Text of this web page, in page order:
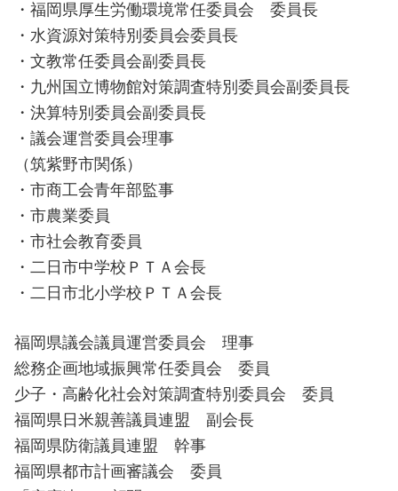
・福岡県厚生労働環境常任委員会 委員長
・水資源対策特別委員会委員長
・文教常任委員会副委員長
・九州国立博物館対策調査特別委員会副委員長
・決算特別委員会副委員長
・議会運営委員会理事
（筑紫野市関係）
・市商工会青年部監事
・市農業委員
・市社会教育委員
・二日市中学校ＰＴＡ会長
・二日市北小学校ＰＴＡ会長
福岡県議会議員運営委員会 理事
総務企画地域振興常任委員会 委員
少子・高齢化社会対策調査特別委員会 委員
福岡県日米親善議員連盟 副会長
福岡県防衛議員連盟 幹事
福岡県都市計画審議会 委員